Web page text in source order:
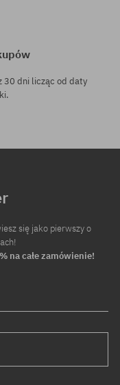
30 dni licząc od daty
się jako pierwszy o
na całe zamówienie!